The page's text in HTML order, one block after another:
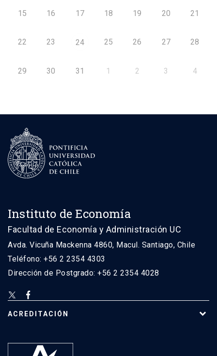
15 16 17 18 19 20 21
22 23 24 25 26 27 28
29 30 31 1 2 3 4
Instituto de Economía
Facultad de Economía y Administración UC
Avda. Vicuña Mackenna 4860, Macul. Santiago, Chile
Teléfono: +56 2 2354 4303
Dirección de Postgrado: +56 2 2354 4028
ACREDITACIÓN